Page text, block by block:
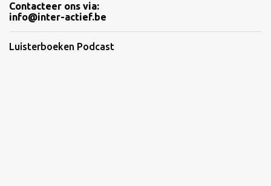
Contacteer ons via:
info@inter-actief.be
Luisterboeken Podcast